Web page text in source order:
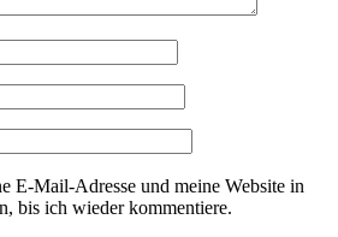
E-Mail-Adresse und meine Website in
bis ich wieder kommentiere.